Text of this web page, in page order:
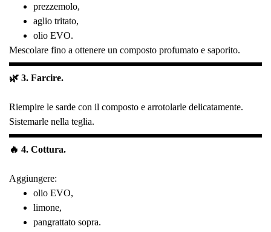
prezzemolo,
aglio tritato,
olio EVO.
Mescolare fino a ottenere un composto profumato e saporito.
🌿 3. Farcire.
Riempire le sarde con il composto e arrotolarle delicatamente.
Sistemarle nella teglia.
🔥 4. Cottura.
Aggiungere:
olio EVO,
limone,
pangrattato sopra.